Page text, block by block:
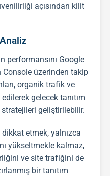
açısından kilit
performansını Google
üzerinden takip
organik trafik ve
gelecek tanıtım
stratejileri geliştirilebilir.
dikkat etmek, yalnızca
yükseltmekle kalmaz,
ve site trafiğini de
birtanıtım